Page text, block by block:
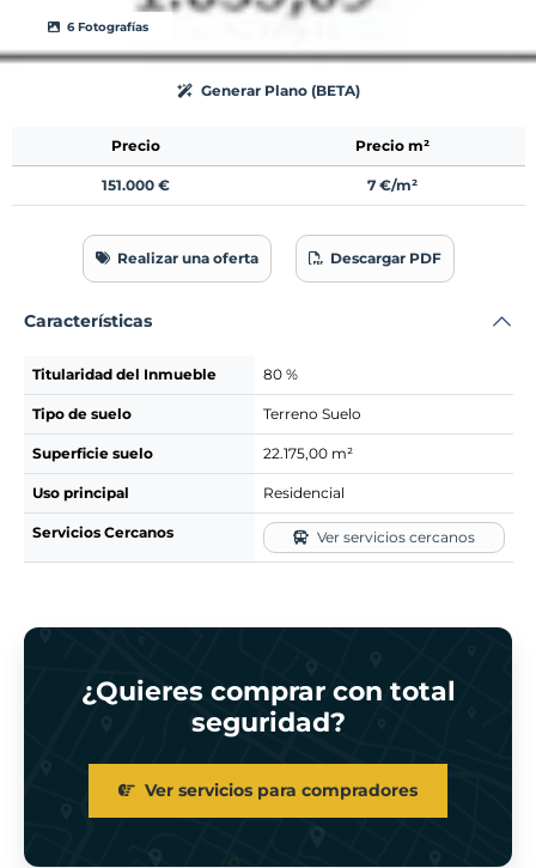
6 Fotografías
Generar Plano (BETA)
Precio Precio m²
151.000 € 7 €/m²
Realizar una oferta Descargar PDF
Características
Titularidad del Inmueble 80 %
Tipo de suelo Terreno Suelo
Superficie suelo 22.175,00 m²
Uso principal Residencial
Servicios Cercanos Ver servicios cercanos
¿Quieres comprar con total
seguridad?
Ver servicios para compradores